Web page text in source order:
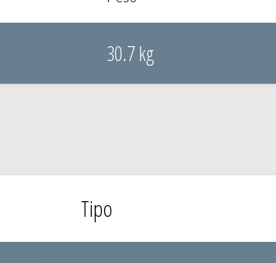
30.7 kg
Tipo